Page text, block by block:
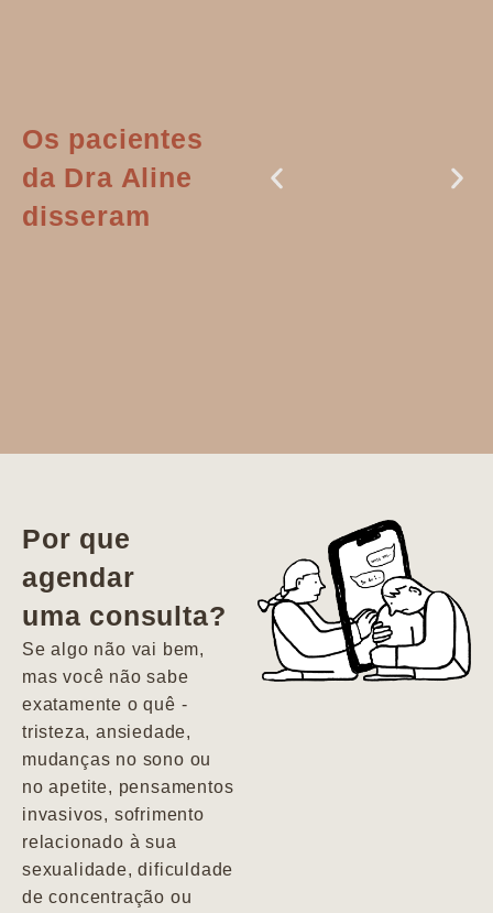
Os pacientes
da Dra Aline
disseram
vida. Ela me
encontrou num
estado misto de
depressão e
agitação com
pensamentos
Por que
agendar
uma consulta?
Se algo não vai bem,
mas você não sabe
exatamente o quê -
tristeza, ansiedade,
mudanças no sono ou
no apetite, pensamentos
invasivos, sofrimento
relacionado à sua
sexualidade, dificuldade
de concentração ou